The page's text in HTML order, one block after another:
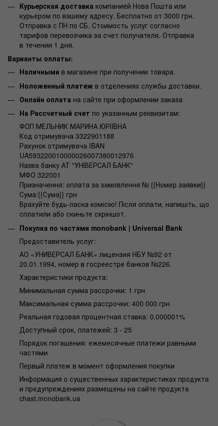
Курьерская доставка компанией Нова Пошта или
курьером по вашему адресу. Бесплатно от 3000 грн.
Отправка с ПН по СБ. Стоимость услуг согласно
тарифов перевозчика за счет получателя. Отправка
в течении 1 дня.
Варианты оплаты:
Наличными в магазине при получении товара.
Ноложенный платеж в отделениях службы доставки.
Онлайн оплата на сайте при оформлении заказа
На Рассчетный счет по указанным реквизитам:
ФОП МЕЛЬНИК МАРИНА ЮРІЇВНА
Код отримувача 3322901188
Рахунок отримувача IBAN
UA593220010000026007380012976
Назва банку АТ "УНІВЕРСАЛ БАНК"
МФО 322001
Призначення: оплата за замовлення № {{Номер заявки}}
Сума:{{Сума}} грн
Врахуйте будь-ласка комісію! Після оплати, напишіть, що
сплатили або скиньте скріншот.
Покупка по частями monobank | Universal Bank
Предоставитель услуг:
АО «УНИВЕРСАЛ БАНК» лицензия НБУ №92 от
20.01.1994, номер в госреестре банков №226.
Характеристики продукта:
Минимальная сумма рассрочки: 1 грн
Максимальная сумма рассрочки: 400 000 грн
Реальная годовая процентная ставка: 0,000001%
Доступный срок, платежей: 3 - 25
Порядок погашения: ежемесячные платежи равными
частями
Первый платеж в момент оформления покупки
Информация о существенных характеристиках продукта
и предупреждениях размещены на сайте продукта
chast.monobank.ua